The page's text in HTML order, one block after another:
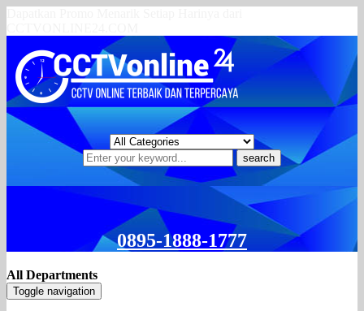
search
0895-1888-1777
All Departments
Toggle navigation